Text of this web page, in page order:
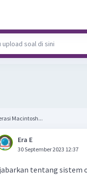
Macintosh...
Era E
30 September 2023 12:37
jabarkan tentang sistem